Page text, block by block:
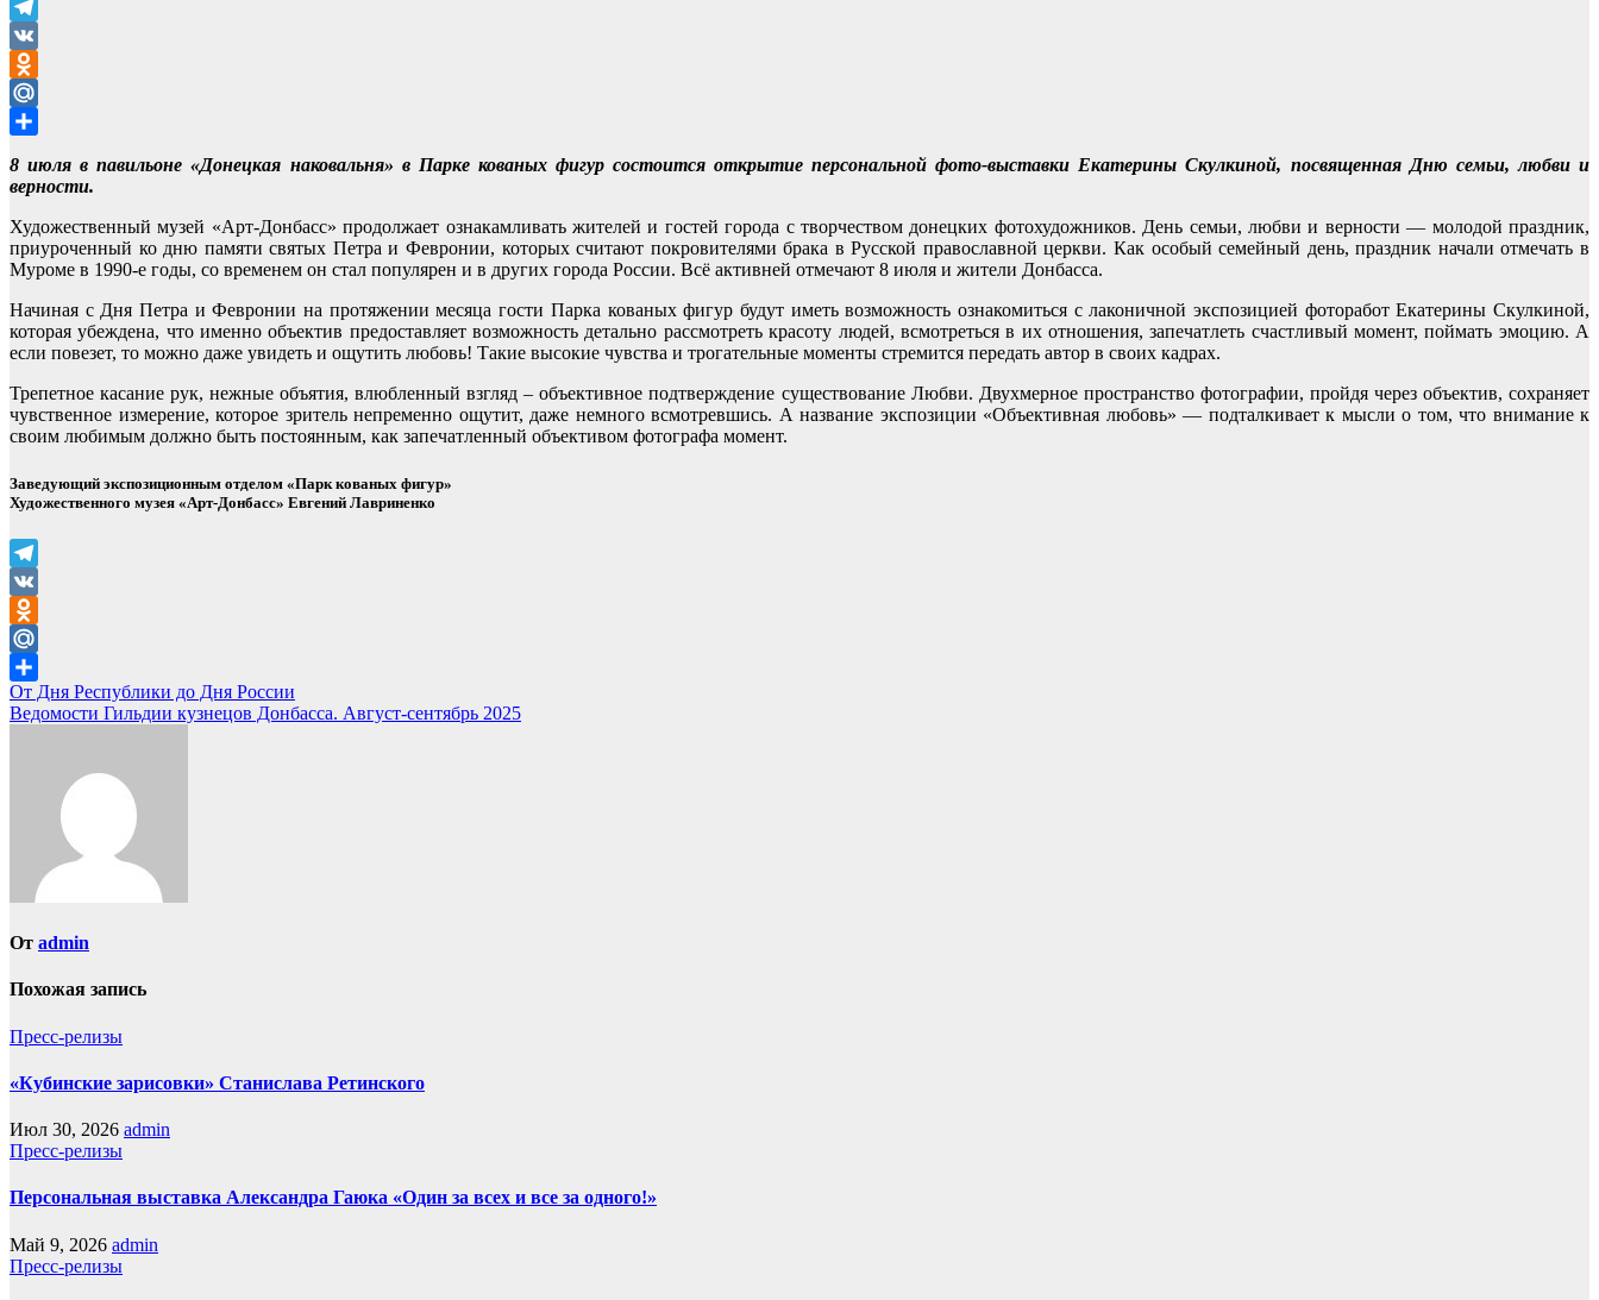
Telegram
VK
Odnoklassniki
Mail.Ru
8 июля в павильоне «Донецкая наковальня» в Парке кованых фигур состоится открытие персональной фото-выставки Екатерины Скулкиной, посвященная Дню семьи, любви и
верности.
Художественный музей «Арт-Донбасс» продолжает ознакамливать жителей и гостей города с творчеством донецких фотохудожников. День семьи, любви и верности — молодой праздник,
приуроченный ко дню памяти святых Петра и Февронии, которых считают покровителями брака в Русской православной церкви. Как особый семейный день, праздник начали отмечать в
Муроме в 1990-е годы, со временем он стал популярен и в других города России. Всё активней отмечают 8 июля и жители Донбасса.
Начиная с Дня Петра и Февронии на протяжении месяца гости Парка кованых фигур будут иметь возможность ознакомиться с лаконичной экспозицией фоторабот Екатерины Скулкиной,
которая убеждена, что именно объектив предоставляет возможность детально рассмотреть красоту людей, всмотреться в их отношения, запечатлеть счастливый момент, поймать эмоцию. А
если повезет, то можно даже увидеть и ощутить любовь! Такие высокие чувства и трогательные моменты стремится передать автор в своих кадрах.
Трепетное касание рук, нежные объятия, влюбленный взгляд – объективное подтверждение существование Любви. Двухмерное пространство фотографии, пройдя через объектив, сохраняет
чувственное измерение, которое зритель непременно ощутит, даже немного всмотревшись. А название экспозиции «Объективная любовь» — подталкивает к мысли о том, что внимание к
своим любимым должно быть постоянным, как запечатленный объективом фотографа момент.
Заведующий экспозиционным отделом «Парк кованых фигур»
Художественного музея «Арт-Донбасс» Евгений Лавриненко
Telegram
VK
Odnoklassniki
Mail.Ru
Отправить
Навигация
по
От Дня Республики до Дня России
Ведомости Гильдии кузнецов Донбасса. Август-сентябрь 2025
От admin
Похожая запись
Пресс-релизы
«Кубинские зарисовки» Станислава Ретинского
Июл 30, 2026 admin
Пресс-релизы
Персональная выставка Александра Гаюка «Один за всех и все за одного!»
Май 9, 2026 admin
Пресс-релизы